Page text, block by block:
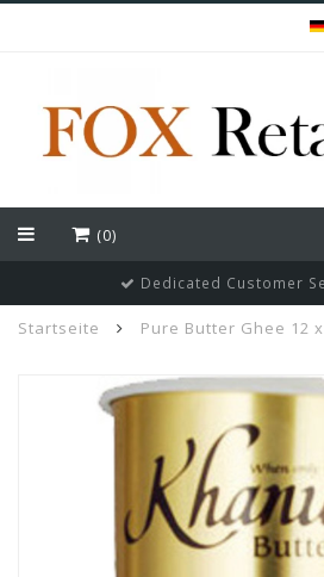
(0)
Dedicated Customer
Startseite Pure Butter Ghee 12